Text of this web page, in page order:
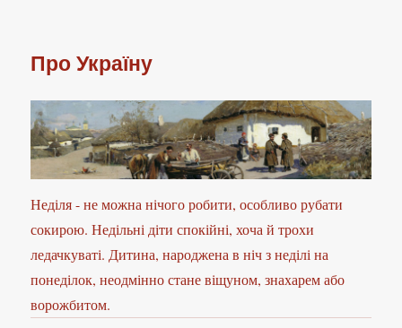
Про Україну
Неділя - не можна нічого робити, особливо рубати
сокирою. Недільні діти спокійні, хоча й трохи
ледачкуваті. Дитина, народжена в ніч з неділі на
понеділок, неодмінно стане віщуном, знахарем або
ворожбитом.